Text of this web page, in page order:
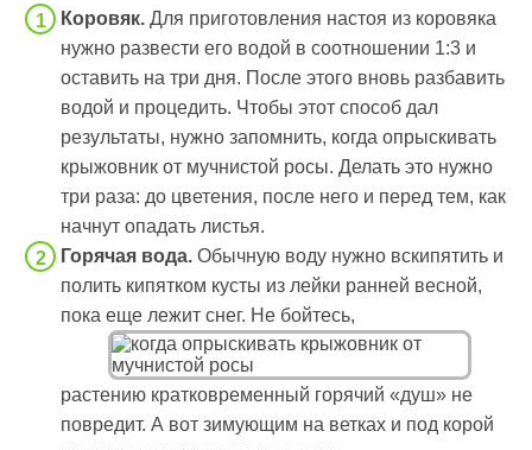
Коровяк.Для приготовления настоя из коровяка
нужно развести его водой в соотношении 1:3 и
оставить на три дня. После этого вновь разбавить
водой и процедить. Чтобы этот способ дал
результаты, нужно запомнить, когда опрыскивать
крыжовник от мучнистой росы. Делать это нужно
три раза: до цветения, после него и перед тем, как
начнут опадать листья.
Горячая вода.Обычную воду нужно вскипятить и
полить кипятком кусты из лейки ранней весной,
пока еще лежит снег. Не бойтесь,
растению кратковременный горячий «душ» не
повредит. А вот зимующим на ветках и под корой